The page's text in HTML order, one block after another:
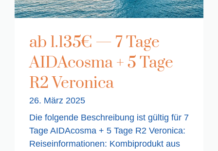
ab 1.135€ — 7 Tage
AIDAcosma + 5 Tage
R2 Veronica
26. März 2025
Die folgende Beschreibung ist gültig für 7
Tage AIDAcosma + 5 Tage R2 Veronica:
Reiseinformationen: Kombiprodukt aus